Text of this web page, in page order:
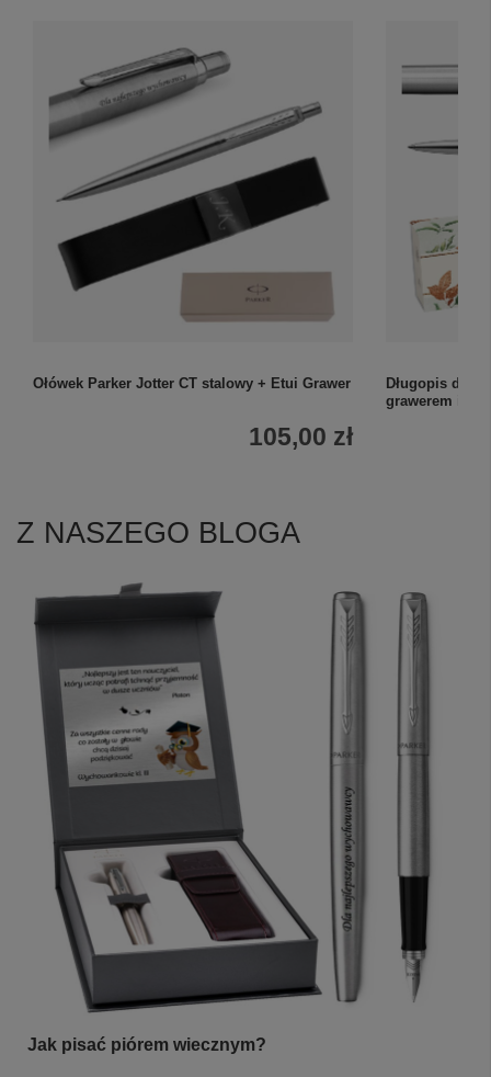
Ołówek Parker Jotter CT stalowy + Etui Grawer
105,00 zł
Długopis dla
grawerem i
Z NASZEGO BLOGA
Jak pisać piórem wiecznym?